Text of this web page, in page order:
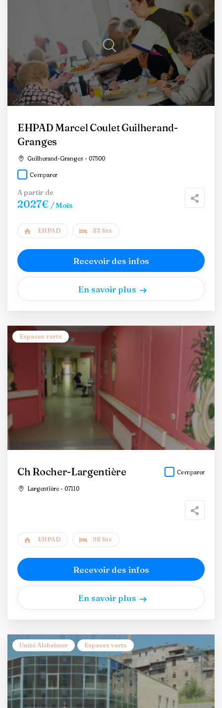
EHPAD Marcel Coulet Guilherand-
Granges
Guilherand-Granges - 07500
Comparer
A partir de
2027€ / Mois
EHPAD 82 lits
Recevoir des infos
En savoir plus
Espaces verts
Ch Rocher-Largentière
Largentière - 07110
Comparer
EHPAD 98 lits
Recevoir des infos
En savoir plus
Unité Alzheimer Espaces verts